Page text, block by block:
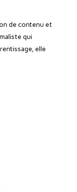
de contenu et
qui
elle